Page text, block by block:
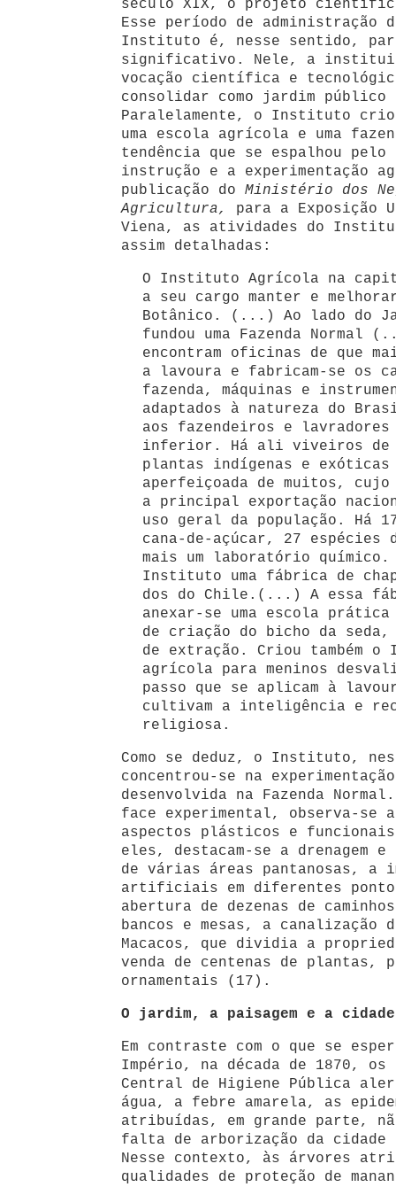
século XIX, o projeto
Esse período de administração
Instituto é, nesse sentido,
significativo. Nele, a
vocação científica e
consolidar como jardim público
Paralelamente, o Instituto
uma escola agrícola e uma
tendência que se espalhou pelo
instrução e a experimentação
publicação do Ministério dos
Agricultura, para a Exposição
Viena, as atividades do
assim detalhadas:
O Instituto Agrícola na
a seu cargo manter e
Botânico. (...) Ao lado do
fundou uma Fazenda Normal
encontram oficinas de que
a lavoura e fabricam-se os
fazenda, máquinas e
adaptados à natureza do
aos fazendeiros e lavradores
inferior. Há ali viveiros de
plantas indígenas e
aperfeiçoada de muitos,
a principal exportação
uso geral da população. Há
cana-de-açúcar, 27 espécies
mais um laboratório químico.
Instituto uma fábrica de
dos do Chile.(...) A essa
anexar-se uma escola
de criação do bicho da seda,
de extração. Criou também
agrícola para meninos
passo que se aplicam à
cultivam a inteligência e
religiosa.
Como se deduz, o Instituto,
concentrou-se na
desenvolvida na Fazenda
face experimental, observa-se a
aspectos plásticos e
eles, destacam-se a drenagem
de várias áreas pantanosas, a
artificiais em diferentes
abertura de dezenas de
bancos e mesas, a canalização
Macacos, que dividia a
venda de centenas de plantas,
ornamentais (17).
O jardim, a paisagem e a cidade
Em contraste com o que se
Império, na década de 1870,
Central de Higiene Pública
água, a febre amarela, as
atribuídas, em grande parte,
falta de arborização da cidade
Nesse contexto, às árvores
qualidades de proteção de